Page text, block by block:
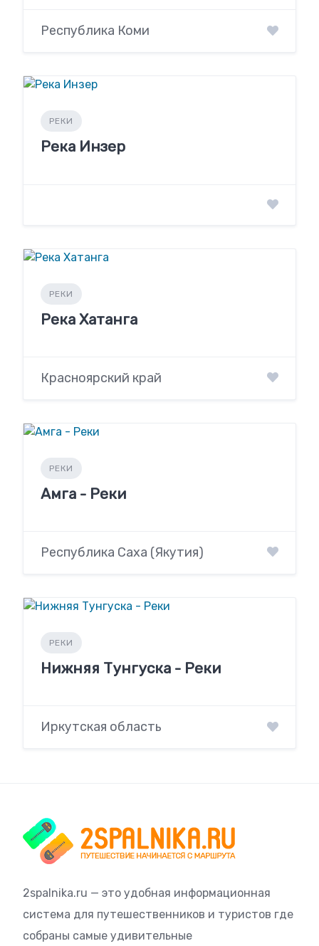
Республика Коми
РЕКИ
Река Инзер
РЕКИ
Река Хатанга
Красноярский край
РЕКИ
Амга - Реки
Республика Саха (Якутия)
РЕКИ
Нижняя Тунгуска - Реки
Иркутская область
2spalnika.ru — это удобная информационная
система для путешественников и туристов где
собраны самые удивительные